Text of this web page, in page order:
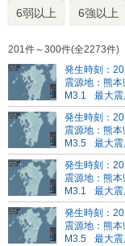
6弱以上 6強以上
201件～300件(全2273件)
発生時刻：
震源地：熊
M3.1
最大
発生時刻：
震源地：熊
M3.5
最大
発生時刻：
震源地：熊
M3.1
最大
発生時刻：
震源地：熊
M3.5
最大